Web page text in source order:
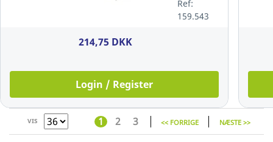
Lyreco
copy, A4,
Ref:
159.543
214,75 DKK
Login / Register
VIS 1 2 3 << FORRIGE NÆSTE >>